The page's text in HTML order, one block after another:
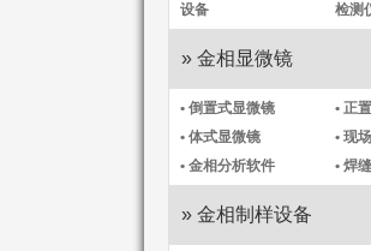
设备
检测
» 金相显微镜
• 倒置式显微镜
• 正
• 体式显微镜
• 现
• 金相分析软件
• 焊
» 金相制样设备